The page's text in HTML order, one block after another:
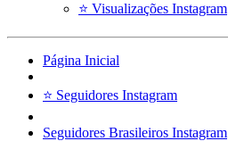
⭐ Visualizações Instagram
Página Inicial
⭐ Seguidores Instagram
Seguidores Brasileiros Instagram